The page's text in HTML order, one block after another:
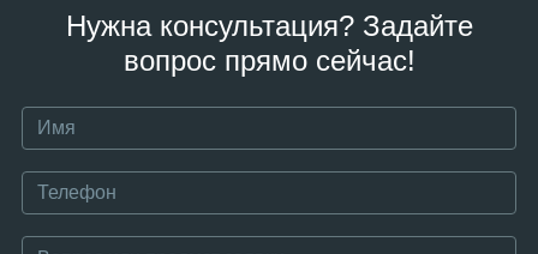
Нужна консультация? Задайте
вопрос прямо сейчас!